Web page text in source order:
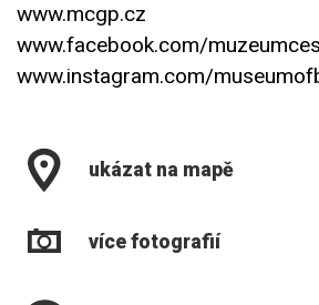
www.mcgp.cz
www.facebook.com/
www.instagram.com/
ukázat na mapě
více fotografií